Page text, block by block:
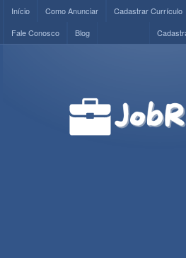
Início Como Anunciar Cadastrar Currículo
Fale Conosco
Blog